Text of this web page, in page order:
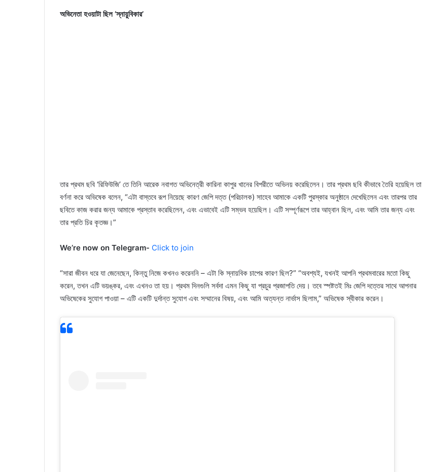
অভিনেতা হওয়াটা ছিল ‘স্নায়ুবিকার’
তার প্রথম ছবি ‘রিফিউজি’ তে তিনি আরেক নবাগত অভিনেত্রী কারিনা কাপুর খানের বিপরীতে অভিনয় করেছিলেন। তার প্রথম ছবি কীভাবে তৈরি হয়েছিল তা
বর্ণনা করে অভিষেক বলেন, “এটা বাস্তবে রূপ নিয়েছে কারণ জেপি দত্ত (পরিচালক) সাহেব আমাকে একটি পুরস্কার অনুষ্ঠানে দেখেছিলেন এবং তারপর তার
ছবিতে কাজ করার জন্য আমাকে প্রস্তাব করেছিলেন, এবং এভাবেই এটি সম্ভব হয়েছিল। এটি সম্পূর্ণরূপে তার আহ্বান ছিল, এবং আমি তার জন্য এবং
তার প্রতি চির কৃতজ্ঞ।”
We’re now on Telegram- Click to join
“সারা জীবন ধরে যা জেনেছেন, কিন্তু নিজে কখনও করেননি – এটা কি স্নায়বিক চাপের কারণ ছিল?” “অবশ্যই, যখনই আপনি প্রথমবারের মতো কিছু
করেন, তখন এটি ভয়ঙ্কর, এবং এখনও তা হয়। প্রথম দিনগুলি সর্বদা এমন কিছু যা প্রচুর প্রজাপতি দেয়। তবে স্পষ্টতই মিঃ জেপি দত্তের সাথে আপনার
অভিষেকের সুযোগ পাওয়া – এটি একটি দুর্দান্ত সুযোগ এবং সম্মানের বিষয়, এবং আমি অত্যন্ত নার্ভাস ছিলাম,” অভিষেক স্বীকার করেন।